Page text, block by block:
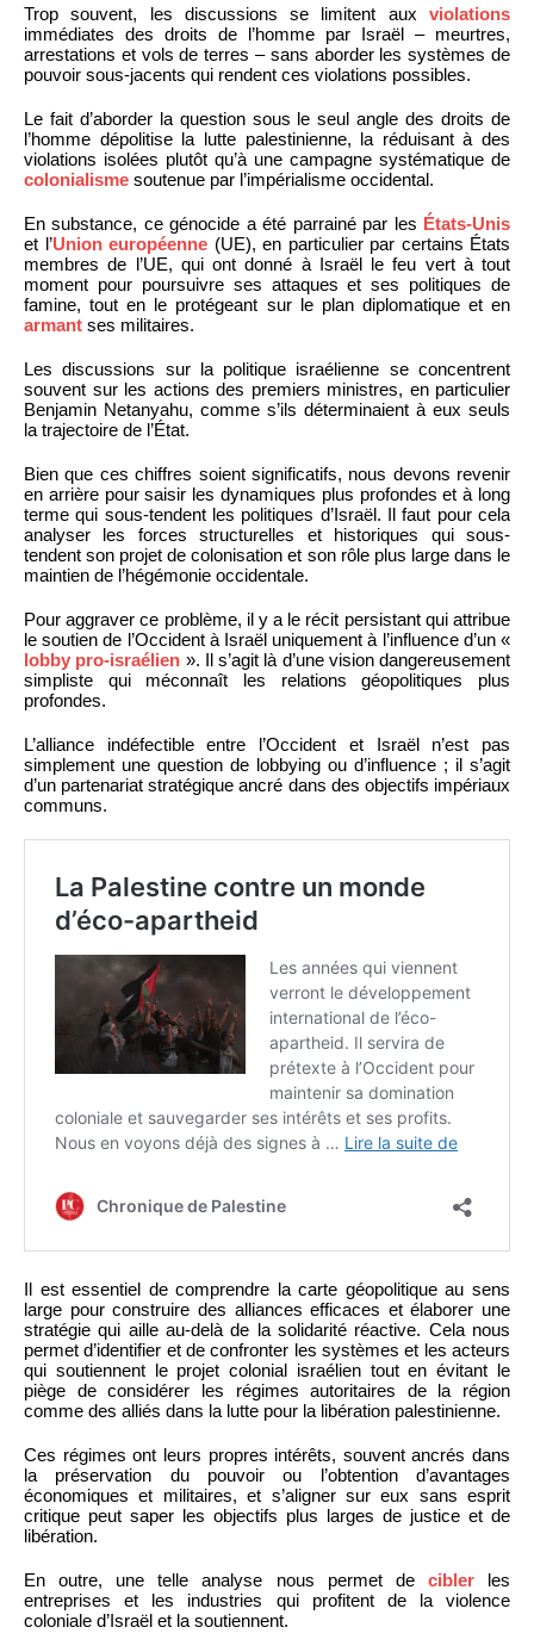
Trop souvent, les discussions se limitent aux violations
immédiates des droits de l’homme par Israël – meurtres,
arrestations et vols de terres – sans aborder les systèmes de
pouvoir sous-jacents qui rendent ces violations possibles.
Le fait d’aborder la question sous le seul angle des droits de
l’homme dépolitise la lutte palestinienne, la réduisant à des
violations isolées plutôt qu’à une campagne systématique de
colonialisme soutenue par l’impérialisme occidental.
En substance, ce génocide a été parrainé par les États-Unis
et l’Union européenne (UE), en particulier par certains États
membres de l’UE, qui ont donné à Israël le feu vert à tout
moment pour poursuivre ses attaques et ses politiques de
famine, tout en le protégeant sur le plan diplomatique et en
armant ses militaires.
Les discussions sur la politique israélienne se concentrent
souvent sur les actions des premiers ministres, en particulier
Benjamin Netanyahu, comme s’ils déterminaient à eux seuls
la trajectoire de l’État.
Bien que ces chiffres soient significatifs, nous devons revenir
en arrière pour saisir les dynamiques plus profondes et à long
terme qui sous-tendent les politiques d’Israël. Il faut pour cela
analyser les forces structurelles et historiques qui sous-
tendent son projet de colonisation et son rôle plus large dans le
maintien de l’hégémonie occidentale.
Pour aggraver ce problème, il y a le récit persistant qui attribue
le soutien de l’Occident à Israël uniquement à l’influence d’un «
lobby pro-israélien ». Il s’agit là d’une vision dangereusement
simpliste qui méconnaît les relations géopolitiques plus
profondes.
L’alliance indéfectible entre l’Occident et Israël n’est pas
simplement une question de lobbying ou d’influence ; il s’agit
d’un partenariat stratégique ancré dans des objectifs impériaux
communs.
Il est essentiel de comprendre la carte géopolitique au sens
large pour construire des alliances efficaces et élaborer une
stratégie qui aille au-delà de la solidarité réactive. Cela nous
permet d’identifier et de confronter les systèmes et les acteurs
qui soutiennent le projet colonial israélien tout en évitant le
piège de considérer les régimes autoritaires de la région
comme des alliés dans la lutte pour la libération palestinienne.
Ces régimes ont leurs propres intérêts, souvent ancrés dans
la préservation du pouvoir ou l’obtention d’avantages
économiques et militaires, et s’aligner sur eux sans esprit
critique peut saper les objectifs plus larges de justice et de
libération.
En outre, une telle analyse nous permet de ciblerles
entreprises et les industries qui profitent de la violence
coloniale d’Israël et la soutiennent.